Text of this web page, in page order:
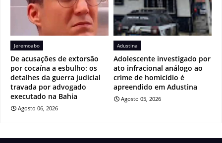
Jeremoabo
De acusações de extorsão
por cocaína a esbulho: os
detalhes da guerra judicial
travada por advogado
executado na Bahia
Agosto 06, 2026
Adustina
Adolescente investigado por
ato infracional análogo ao
crime de homicídio é
apreendido em Adustina
Agosto 05, 2026